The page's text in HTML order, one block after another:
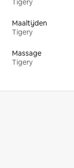
Tigery
Maaltijden
Tigery
Massage
Tigery